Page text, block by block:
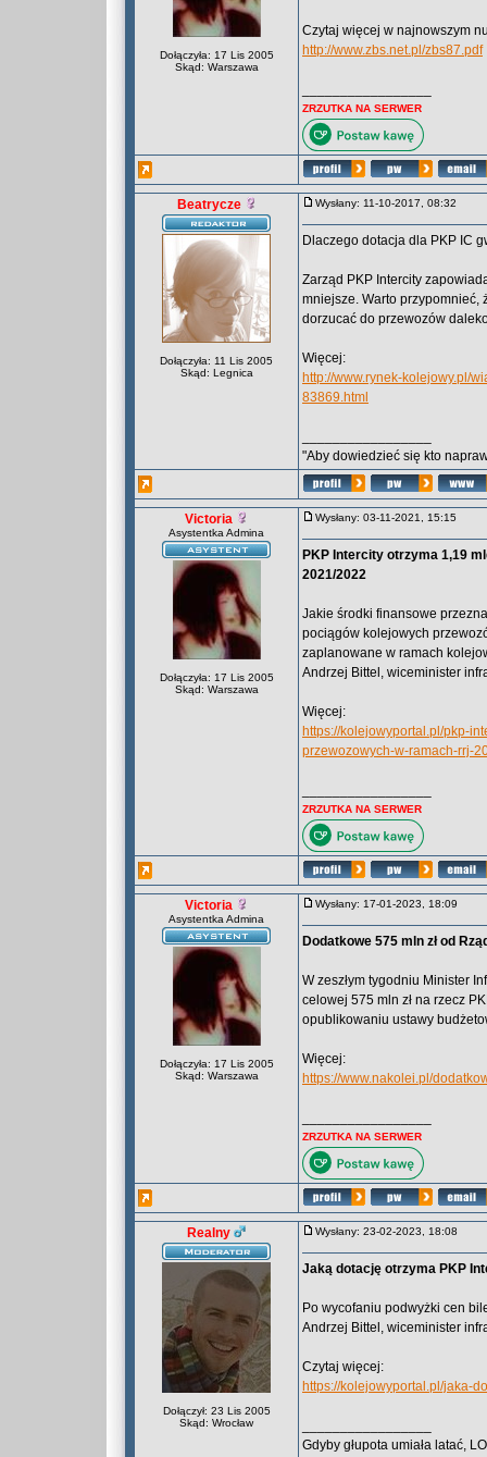
Dołączyła: 17 Lis 2005
Skąd: Warszawa
Czytaj więcej w najnowszym
http://www.zbs.net.pl/zbs87.pdf
ZRZUTKA NA SERWER
Beatrycze
Dołączyła: 11 Lis 2005
Skąd: Legnica
Wysłany: 11-10-2017, 08:32
Dlaczego dotacja dla PKP IC
Zarząd PKP Intercity
mniejsze. Warto przypomnieć,
dorzucać do przewozów
Więcej:
http://www.rynek-kolejowy.pl/
83869.html
"Aby dowiedzieć się kto
Victoria
Asystentka Admina
Dołączyła: 17 Lis 2005
Skąd: Warszawa
Wysłany: 03-11-2021, 15:15
PKP Intercity otrzyma 1,19
2021/2022
Jakie środki finansowe
pociągów kolejowych
zaplanowane w ramach
Andrzej Bittel, wiceminister
Więcej:
https://kolejowyportal.pl/pkp-
przewozowych-w-ramach-rrj-
ZRZUTKA NA SERWER
Victoria
Asystentka Admina
Dołączyła: 17 Lis 2005
Skąd: Warszawa
Wysłany: 17-01-2023, 18:09
Dodatkowe 575 mln zł od
W zeszłym tygodniu Minister
celowej 575 mln zł na rzecz
opublikowaniu ustawy
Więcej:
https://www.nakolei.pl/
ZRZUTKA NA SERWER
Realny
Dołączył: 23 Lis 2005
Skąd: Wrocław
Wysłany: 23-02-2023, 18:08
Jaką dotację otrzyma PKP
Po wycofaniu podwyżki cen
Andrzej Bittel, wiceminister
Czytaj więcej:
https://kolejowyportal.pl/jaka-
Gdyby głupota umiała latać,